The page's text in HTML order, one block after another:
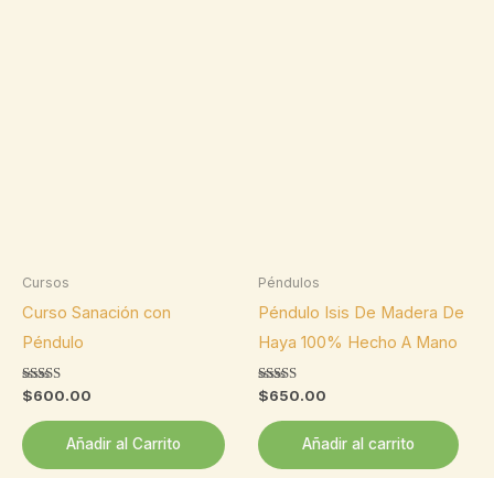
Cursos
Curso Sanación con
Péndulo
Valorado
con
5.00
de 5
$600.00
Añadir al Carrito
Péndulos
Péndulo Isis De Madera De
Haya 100% Hecho A Mano
Valorado
con
5.00
de 5
$650.00
Añadir al carrito